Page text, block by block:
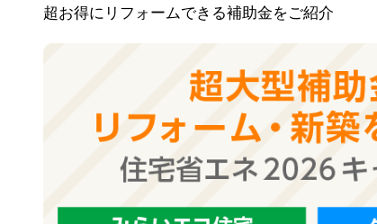
超お得にリフォームできる補助金をご紹介